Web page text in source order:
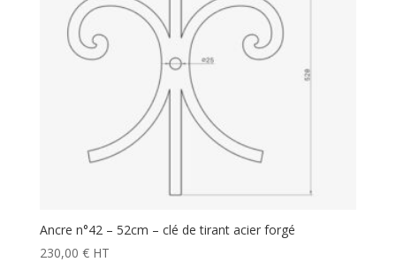
Ancre n°42 – 52cm – clé de tirant acier forgé
230,00 € HT